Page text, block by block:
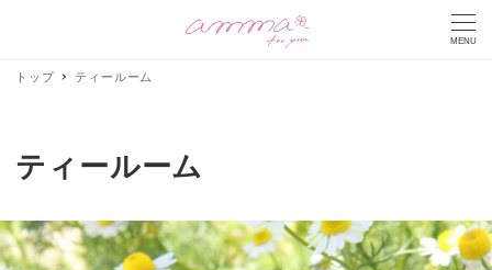
MENU
トップ ティールーム
ティールーム